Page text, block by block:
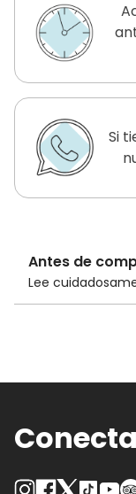
Si
Antes de
Lee
menores
Los